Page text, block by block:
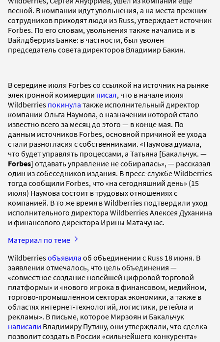
весной. В компании идут увольнения, а на места прежних
сотрудников приходят люди из Russ, утверждает источник
Forbes. По его словам, увольнения также начались и в
Вайлдберриз Банке: в частности, был уволен
председатель совета директоров Владимир Бакин.
В середине июля Fоrbes со ссылкой на источник на рынке
электронной коммерции писал, что в начале июля
Wildberries покинула также исполнительный директор
компании Ольга Наумова, о назначении которой стало
известно всего за месяц до этого — в конце мая. По
данным источников Forbes, основной причиной ее ухода
стали разногласия с собственниками. «Наумова думала,
что будет управлять процессами, а Татьяна [Бакальчук. —
Forbes] отдавать управление не собиралась», — рассказал
один из собеседников издания. В пресс-службе Wildberries
тогда сообщили Forbes, что «на сегодняшний день» (15
июля) Наумова состоит в трудовых отношениях с
компанией. В то же время в Wildberries подтвердили уход
исполнительного директора Wildberries Алексея Духанина
и финансового директора Ирины Матачунас.
Материал по теме
Wildberriesобъявила об объединении с Russ 18 июня. В
заявлении отмечалось, что цель объединения —
«совместное создание новейшей цифровой торговой
платформы» и «нового игрока в финансовом, медийном,
торгово-промышленном секторах экономики, а также в
областях интернет-технологий, логистики, ретейла и
рекламы». В письме, которое Мирзоян и Бакальчук
написали Владимиру Путину, они утверждали, что сделка
позволит создать в России «сильнейшего конкурента»